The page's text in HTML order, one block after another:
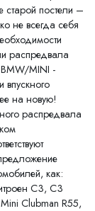
старой постели –
не всегда себя
распредвала
MINI -
на новую!
распредвала
как:
С3, С3
Clubman R55,